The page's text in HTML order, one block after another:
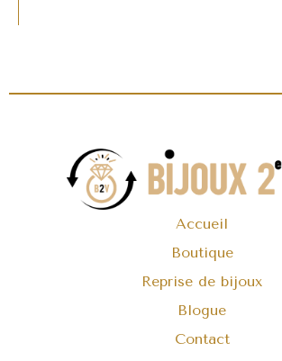
Accueil
Boutique
Reprise de bijoux
Blogue
Contact